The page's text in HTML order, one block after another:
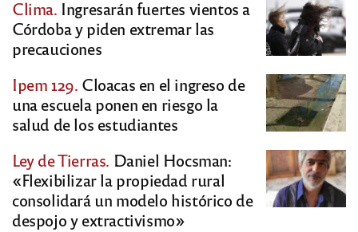
Clima. Ingresarán fuertes vientos a
Córdoba y piden extremar las
precauciones
Ipem 129. Cloacas en el ingreso de
una escuela ponen en riesgo la
salud de los estudiantes
Ley de Tierras. Daniel Hocsman:
«Flexibilizar la propiedad rural
consolidará un modelo histórico de
despojo y extractivismo»